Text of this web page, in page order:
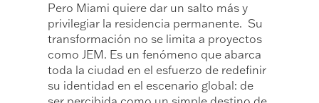
Pero Miami quiere dar un salto más y
privilegiar la residencia permanente. Su
transformación no se limita a proyectos
como JEM. Es un fenómeno que abarca
toda la ciudad en el esfuerzo de redefinir
su identidad en el escenario global: de